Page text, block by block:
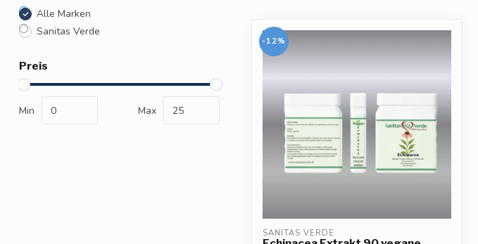
Alle Marken
Sanitas Verde
Preis
Min Max
-12%
SANITAS VERDE